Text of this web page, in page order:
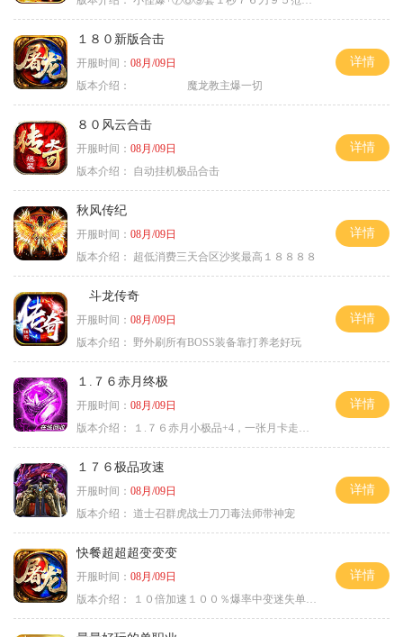
１８０新版合击
开服时间： 08月/09日
版本介绍：
魔龙教主爆一切
详情
８０风云合击
开服时间： 08月/09日
版本介绍：
自动挂机极品合击
详情
秋风传纪
开服时间： 08月/09日
版本介绍：
超低消费三天合区沙奖最高１８８８８
详情
斗龙传奇
开服时间： 08月/09日
版本介绍：
野外刷所有BOSS装备靠打养老好玩
详情
１.７６赤月终极
开服时间： 08月/09日
版本介绍：
１.７６赤月小极品+4，一张月卡走天涯a
详情
１７６极品攻速
开服时间： 08月/09日
版本介绍： 道士召群虎战士刀刀毒法师带神宠
详情
快餐超超超变变变
开服时间： 08月/09日
版本介绍：
１０倍加速１００％爆率中变迷失单职业
详情